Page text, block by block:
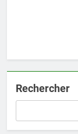
Rechercher